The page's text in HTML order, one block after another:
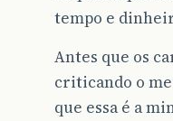
tempo e
Antes que os
criticando o
que essa é a